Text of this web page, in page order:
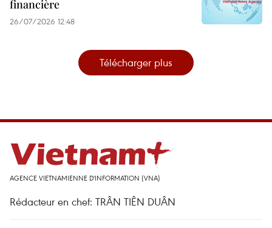
financière
26/07/2026 12:48
Télécharger plus
AGENCE VIETNAMIENNE D'INFORMATION (VNA)
Rédacteur en chef: TRÂN TIÊN DUÂN